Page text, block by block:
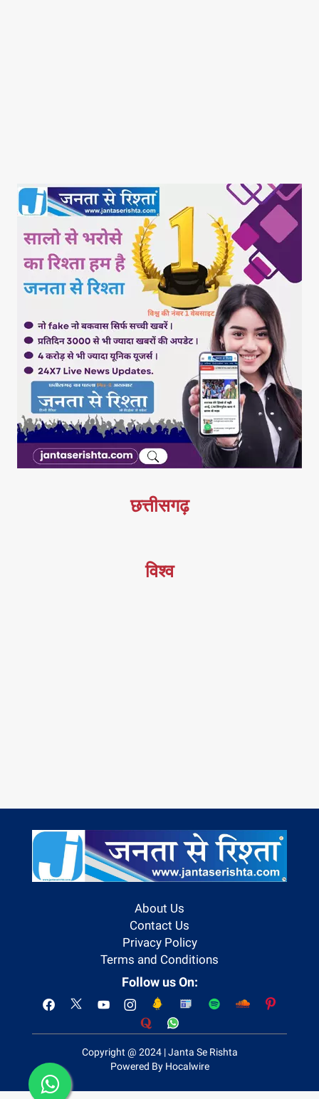
छत्तीसगढ़
विश्व
About Us
Contact Us
Privacy Policy
Terms and Conditions
Follow us On:
Copyright @ 2024 | Janta Se Rishta
Powered By Hocalwire